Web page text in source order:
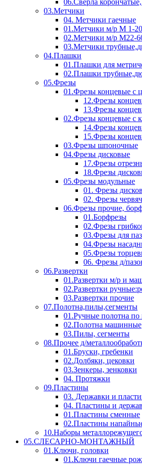
03.Метчики
04. Метчики гаечные
01.Метчики м/р М 1-20
02.Метчики м/р М22-
03.Метчики
04.Плашки
01.Плашки для
02.Плашки
05.Фрезы
01.Фрезы концевые с
12.Фрезы
13.Фрезы
02.Фрезы концевые с
14.Фрезы
15.Фрезы
03.Фрезы шпоночные
04.Фрезы дисковые
17.Фрезы
18.Фрезы
05.Фрезы модульные
01. Фрезы
02. Фрезы
06.Фрезы прочие,
01.Борфрезы
02.Фрезы
03.Фрезы для
04.Фрезы
05.Фрезы
06. Фрезы д/
06.Развертки
01.Развертки м/р и
02.Развертки
03.Развертки прочие
07.Полотна,пилы,сегменты
01.Ручные полотна по
02.Полотна машинные
03.Пилы, сегменты
08.Прочее д/
01.Бруски, гребенки
02.Долбяки, цековки
03.Зенкеры, зенковки
04. Протяжки
09.Пластины
03. Державки и
04. Пластины и
01.Пластины сменные
02.Пластины
10.Наборы
05.СЛЕСАРНО-МОНТАЖНЫЙ
01.Ключи, головки
01.Ключи гаечные